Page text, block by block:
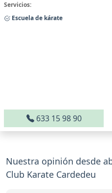
Servicios:
Escuela de kárate
633 15 98 90
Nuestra opinión desde
Club Karate Cardedeu